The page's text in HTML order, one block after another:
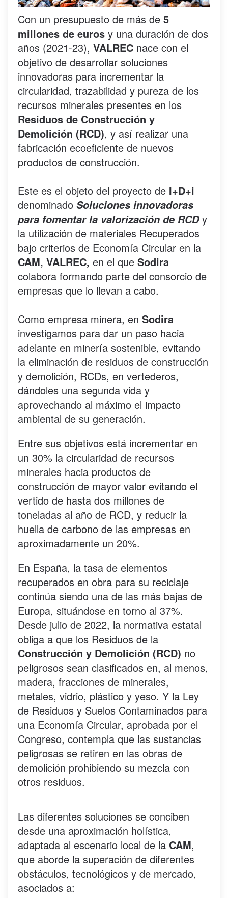
Con un presupuesto de más de 5
millones de euros y una duración de dos
años (2021-23), VALREC nace con el
objetivo de desarrollar soluciones
innovadoras para incrementar la
circularidad, trazabilidad y pureza de los
recursos minerales presentes en los
Residuos de Construcción y
Demolición (RCD), y así realizar una
fabricación ecoeficiente de nuevos
productos de construcción.
Este es el objeto del proyecto de I+D+i
denominado Soluciones innovadoras
para fomentar la valorización de RCDy
la utilización de materiales Recuperados
bajo criterios de Economía Circular en la
CAM, VALREC, en el que Sodira
colabora formando parte del consorcio de
empresas que lo llevan a cabo.
Como empresa minera, en Sodira
investigamos para dar un paso hacia
adelante en minería sostenible, evitando
la eliminación de residuos de construcción
y demolición, RCDs, en vertederos,
dándoles una segunda vida y
aprovechando al máximo el impacto
ambiental de su generación.
Entre sus objetivos está incrementar en
un 30% la circularidad de recursos
minerales hacia productos de
construcción de mayor valor evitando el
vertido de hasta dos millones de
toneladas al año de RCD, y reducir la
huella de carbono de las empresas en
aproximadamente un 20%.
En España, la tasa de elementos
recuperados en obra para su reciclaje
continúa siendo una de las más bajas de
Europa, situándose en torno al 37%.
Desde julio de 2022, la normativa estatal
obliga a que los Residuos de la
Construcción y Demolición (RCD) no
peligrosos sean clasificados en, al menos,
madera, fracciones de minerales,
metales, vidrio, plástico y yeso. Y la Ley
de Residuos y Suelos Contaminados para
una Economía Circular, aprobada por el
Congreso, contempla que las sustancias
peligrosas se retiren en las obras de
demolición prohibiendo su mezcla con
otros residuos.
Las diferentes soluciones se conciben
desde una aproximación holística,
adaptada al escenario local de la CAM,
que aborde la superación de diferentes
obstáculos, tecnológicos y de mercado,
asociados a: